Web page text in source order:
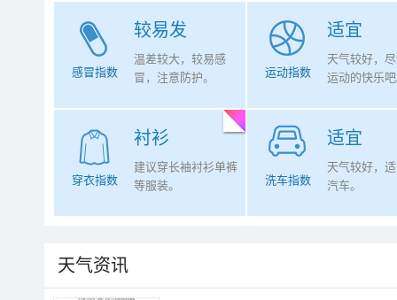
较易发
感冒指数
温差较大，较易感
冒，注意防护。
适宜
运动指数
天气较好，
运动的快乐
衬衫
穿衣指数
建议穿长袖衬衫单裤
等服装。
适宜
洗车指数
天气较好，
汽车。
天气资讯